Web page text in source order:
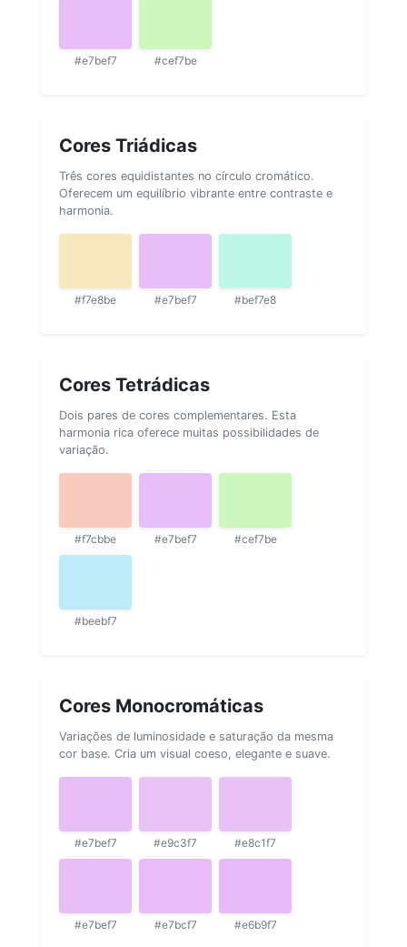
#e7bef7 #cef7be
Cores Triádicas
Três cores equidistantes no círculo cromático.
Oferecem um equilíbrio vibrante entre contraste e
harmonia.
#f7e8be #e7bef7 #bef7e8
Cores Tetrádicas
Dois pares de cores complementares. Esta
harmonia rica oferece muitas possibilidades de
variação.
#f7cbbe #e7bef7 #cef7be
#beebf7
Cores Monocromáticas
Variações de luminosidade e saturação da mesma
cor base. Cria um visual coeso, elegante e suave.
#e7bef7 #e9c3f7 #e8c1f7
#e7bef7 #e7bcf7 #e6b9f7